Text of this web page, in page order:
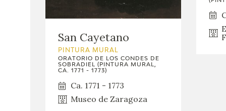
San Cayetano
PINTURA MURAL
ORATORIO DE LOS CONDES DE
SOBRADIEL (PINTURA MURAL,
CA. 1771 - 1773)
Ca. 1771 - 1773
Museo de Zaragoza